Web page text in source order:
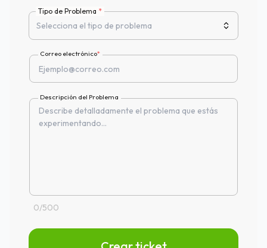
Tipo de Problema *
Correo electrónico*
Descripción del Problema
0/500